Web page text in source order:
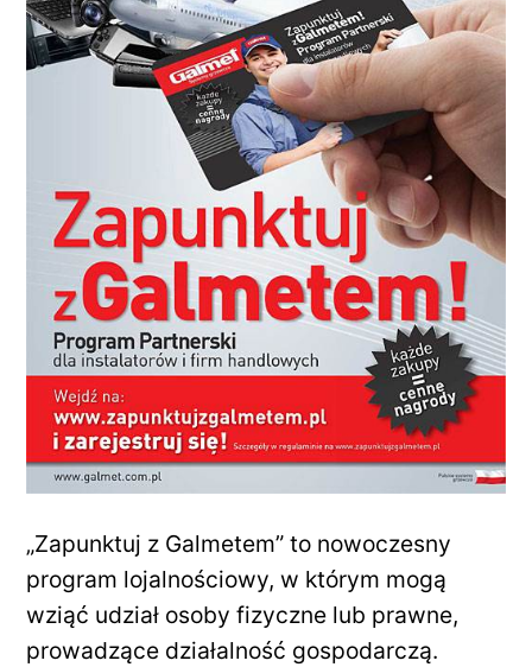
„Zapunktuj z Galmetem” to nowoczesny
program lojalnościowy, w którym mogą
wziąć udział osoby fizyczne lub prawne,
prowadzące działalność gospodarczą.